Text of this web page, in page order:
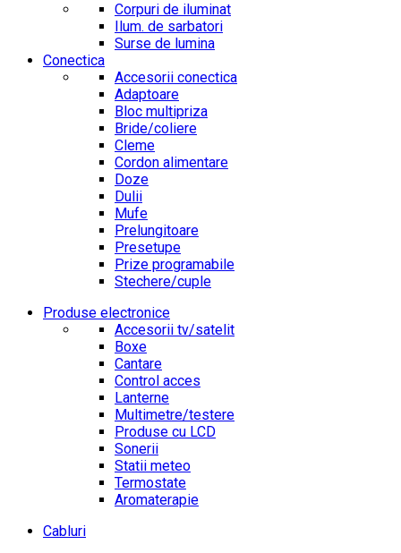
Corpuri de iluminat
Ilum. de sarbatori
Surse de lumina
Conectica
Accesorii conectica
Adaptoare
Bloc multipriza
Bride/coliere
Cleme
Cordon alimentare
Doze
Dulii
Mufe
Prelungitoare
Presetupe
Prize programabile
Stechere/cuple
Produse electronice
Accesorii tv/satelit
Boxe
Cantare
Control acces
Lanterne
Multimetre/testere
Produse cu LCD
Sonerii
Statii meteo
Termostate
Aromaterapie
Cabluri